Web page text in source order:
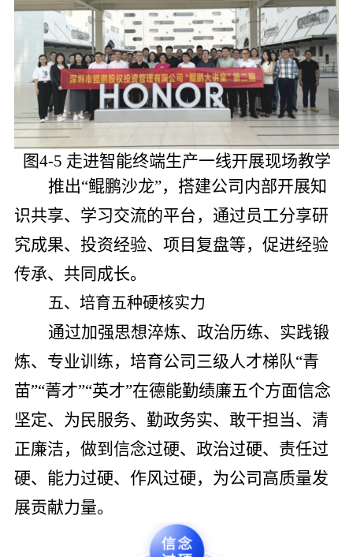
图4-5 走进智能终端生产一线开展现场教学
推出“鲲鹏沙龙”，搭建公司内部开展知
识共享、学习交流的平台，通过员工分享研
究成果、投资经验、项目复盘等，促进经验
传承、共同成长。
五、培育五种硬核实力
通过加强思想淬炼、政治历练、实践锻
炼、专业训练，培育公司三级人才梯队“青
苗”“菁才”“英才”在德能勤绩廉五个方面信念
坚定、为民服务、勤政务实、敢干担当、清
正廉洁，做到信念过硬、政治过硬、责任过
硬、能力过硬、作风过硬，为公司高质量发
展贡献力量。